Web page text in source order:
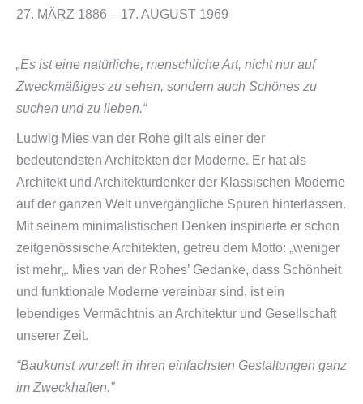
27. MÄRZ 1886 – 17. AUGUST 1969
„Es ist eine natürliche, menschliche Art, nicht nur auf
Zweckmäßiges zu sehen, sondern auch Schönes zu
suchen und zu lieben.“
Ludwig Mies van der Rohe gilt als einer der
bedeutendsten Architekten der Moderne. Er hat als
Architekt und Architekturdenker der Klassischen Moderne
auf der ganzen Welt unvergängliche Spuren hinterlassen.
Mit seinem minimalistischen Denken inspirierte er schon
zeitgenössische Architekten, getreu dem Motto: „weniger
ist mehr„. Mies van der Rohes’ Gedanke, dass Schönheit
und funktionale Moderne vereinbar sind, ist ein
lebendiges Vermächtnis an Architektur und Gesellschaft
unserer Zeit.
“Baukunst wurzelt in ihren einfachsten Gestaltungen ganz
im Zweckhaften.”